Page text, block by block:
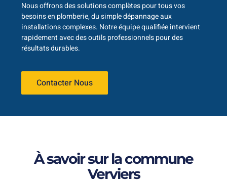
Nous offrons des solutions complètes pour tous vos
besoins en plomberie, du simple dépannage aux
installations complexes. Notre équipe qualifiée intervient
rapidement avec des outils professionnels pour des
résultats durables.
Contacter Nous
À savoir sur la commune
Verviers